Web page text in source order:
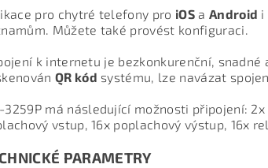
pro chytré telefony pro iOSa Android i
Můžete také provést konfiguraci.
k internetu je bezkonkurenční,
QR kód systému, lze navázat
3259P má následující možnosti připojení: 2x
vstup, 16x poplachový výstup, 16x
PARAMETRY